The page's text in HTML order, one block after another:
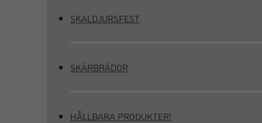
SKALDJURSFEST
SKÄRBRÄDOR
HÅLLBARA PRODUKTER!